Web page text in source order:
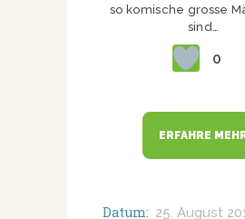
so komische grosse
sind…
0
ERFAHRE
Datum: 25. August